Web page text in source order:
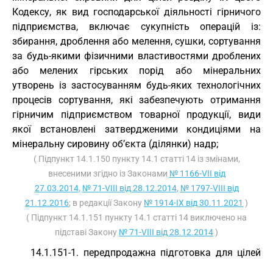
Кодексу, як вид господарської діяльності гірничого
підприємства, включає сукупність операцій із:
збирання, дроблення або мелення, сушки, сортування
за будь-якими фізичними властивостями дроблених
або мелених гірських порід або мінеральних
утворень із застосуванням будь-яких технологічних
процесів сортування, які забезпечують отримання
гірничим підприємством товарної продукції, види
якої встановлені затвердженими кондиціями на
мінеральну сировину об’єкта (ділянки) надр;
( Підпункт 14.1.150 пункту 14.1 статті 14 із змінами,
внесеними згідно із Законами № 1166-VII від
27.03.2014, № 71-VIII від 28.12.2014, № 1797-VIII від
21.12.2016; в редакції Закону № 1914-IX від 30.11.2021 )
( Підпункт 14.1.151 пункту 14.1 статті 14 виключено на
підставі Закону № 71-VIII від 28.12.2014)
14.1.151-1. передпродажна підготовка для цілей